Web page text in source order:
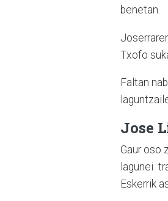
benetan.
Txofo
Faltan
Jose
Gaur oso
lagunei
Eskerrik